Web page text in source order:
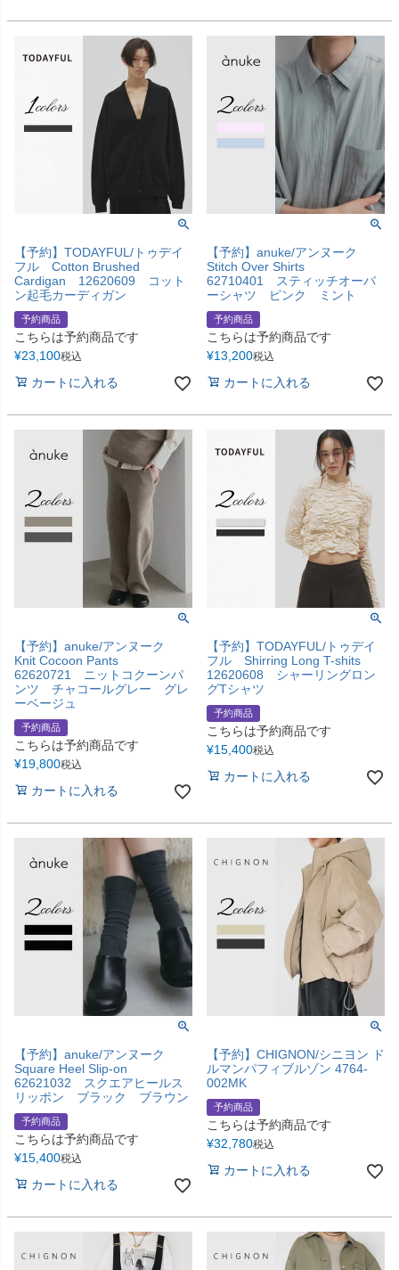
【予約】TODAYFUL/トゥデイ
フル Cotton Brushed
Cardigan 12620609 コット
ン起毛カーディガン
予約商品
こちらは予約商品です
¥23,100税込
カートに入れる
【予約】anuke/アンヌーク
Stitch Over Shirts
62710401 スティッチオーバ
ーシャツ ピンク ミント
予約商品
こちらは予約商品です
¥13,200税込
カートに入れる
【予約】anuke/アンヌーク
Knit Cocoon Pants
62620721 ニットコクーンパ
ンツ チャコールグレー グレ
ーベージュ
予約商品
こちらは予約商品です
¥19,800税込
カートに入れる
【予約】TODAYFUL/トゥデイ
フル Shirring Long T-shits
12620608 シャーリングロン
グTシャツ
予約商品
こちらは予約商品です
¥15,400税込
カートに入れる
【予約】anuke/アンヌーク
Square Heel Slip-on
62621032 スクエアヒールス
リッポン ブラック ブラウン
予約商品
こちらは予約商品です
¥15,400税込
カートに入れる
【予約】CHIGNON/シニヨン ド
ルマンパフィブルゾン 4764-
002MK
予約商品
こちらは予約商品です
¥32,780税込
カートに入れる